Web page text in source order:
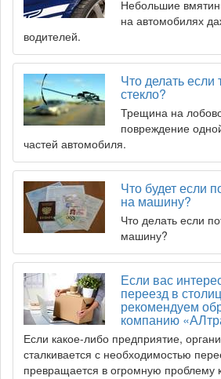
Небольшие
на автомобилях
водителей.
Что делать
стекло?
Трещина на
повреждение
частей автомобиля.
Что будет если
на машину?
Что делать если
машину?
Если вас
переезд в
рекомендуем
компанию
Если какое-либо предприятие,
сталкивается с необходимостью
превращается в огромную проблему